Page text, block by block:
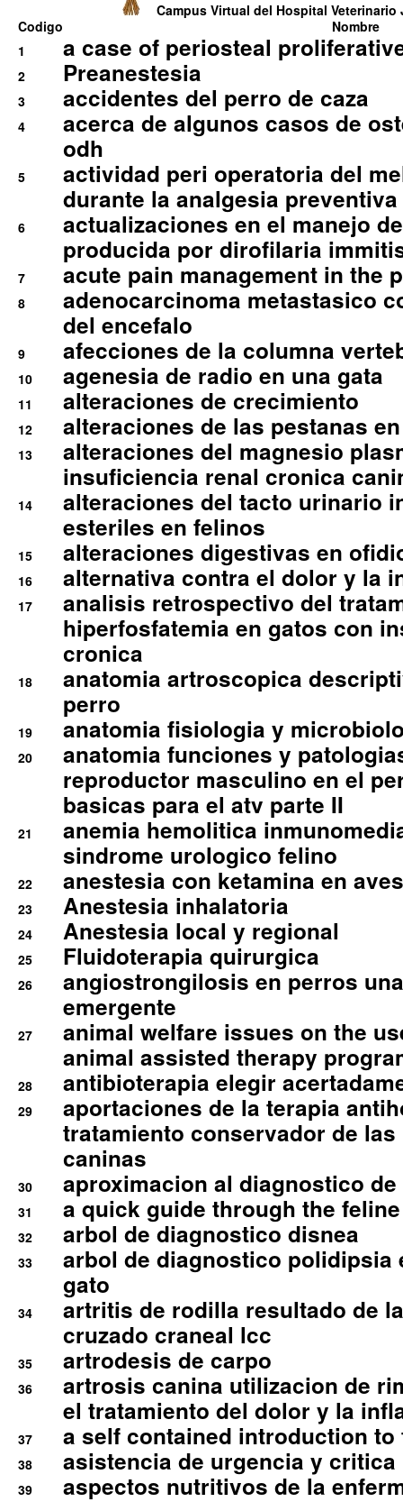
Campus Virtual del Hospital Veterinario
Codigo
Nombre
1
a case of periosteal
2 Preanestesia
3 accidentes del perro de caza
4
acerca de algunos casos de
odh
5
actividad peri operatoria del
durante la analgesia
6
actualizaciones en el manejo
producida por dirofilaria
7 acute pain management in the
8
adenocarcinoma metastasico
del encefalo
9 afecciones de la columna
10 agenesia de radio en una gata
11 alteraciones de crecimiento
12 alteraciones de las pestanas
13
alteraciones del magnesio
insuficiencia renal cronica
14
alteraciones del tacto urinario
esteriles en felinos
15 alteraciones digestivas en
16 alternativa contra el dolor y la
17
analisis retrospectivo del
hiperfosfatemia en gatos con
cronica
18
anatomia artroscopica
perro
19 anatomia fisiologia y
20
anatomia funciones y
reproductor masculino en el
basicas para el atv parte II
21
anemia hemolitica
sindrome urologico felino
22 anestesia con ketamina en
23 Anestesia inhalatoria
24 Anestesia local y regional
25 Fluidoterapia quirurgica
26
angiostrongilosis en perros
emergente
27
animal welfare issues on the
animal assisted therapy
28 antibioterapia elegir
29
aportaciones de la terapia
tratamiento conservador de
caninas
30 aproximacion al diagnostico
31 a quick guide through the
32 arbol de diagnostico disnea
33
arbol de diagnostico polidipsia
gato
34
artritis de rodilla resultado de
cruzado craneal lcc
35 artrodesis de carpo
36
artrosis canina utilizacion de
el tratamiento del dolor y la
37 a self contained introduction
38 asistencia de urgencia y
39
aspectos nutritivos de la